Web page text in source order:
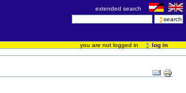
extended search
you are not logged in
log in